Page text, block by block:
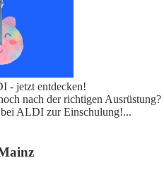
- jetzt entdecken!
nach der richtigen Ausrüstung?
ALDI zur Einschulung!...